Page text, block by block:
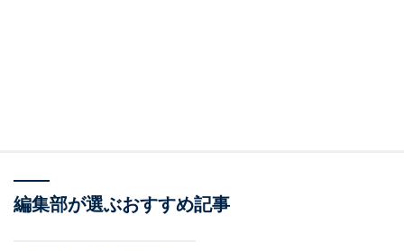
編集部が選ぶおすすめ記事